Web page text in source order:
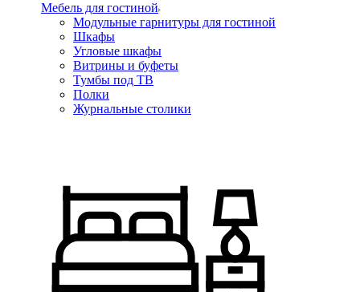
Мебель для гостиной
Модульные гарнитуры для гостиной
Шкафы
Угловые шкафы
Витрины и буфеты
Тумбы под ТВ
Полки
Журнальные столики